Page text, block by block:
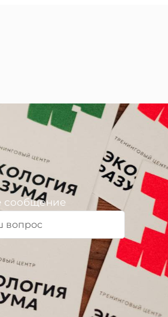
сообщение